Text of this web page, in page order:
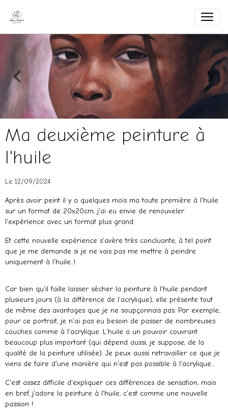
Ma deuxième peinture à
l'huile
Le 12/09/2024
Après avoir peint il y a quelques mois ma toute première à l'huile
sur un format de 20x20cm, j'ai eu envie de renouveler
l'expérience avec un format plus grand.
Et cette nouvelle expérience s'avère très concluante, à tel point
que je me demande si je ne vais pas me mettre à peindre
uniquement à l'huile...!
Car bien qu'il faille laisser sécher la peinture à l'huile pendant
plusieurs jours (à la différence de l'acrylique), elle présente tout
de même des avantages que je ne soupçonnais pas. Par exemple,
pour ce portrait, je n'ai pas eu besoin de passer de nombreuses
couches comme à l'acrylique. L'huile a un pouvoir couvrant
beaucoup plus important (qui dépend aussi, je suppose, de la
qualité de la peinture utilisée). Je peux aussi retravailler ce que je
viens de faire d'une manière qui n'est pas possible à l'acrylique...
C'est assez difficile d'expliquer ces différences de sensation, mais
en bref, j'adore la peinture à l'huile, c'est comme une nouvelle
passion !